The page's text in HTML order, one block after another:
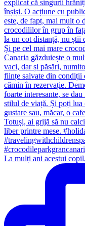
La mulți ani acestui